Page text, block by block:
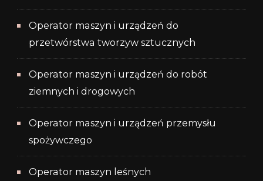
Operator maszyn i urządzeń do
przetwórstwa tworzyw sztucznych
Operator maszyn i urządzeń do robót
ziemnych i drogowych
Operator maszyn i urządzeń przemysłu
spożywczego
Operator maszyn leśnych